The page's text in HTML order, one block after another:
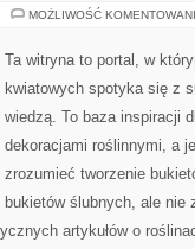
MOŻLIWOŚĆ
Ta witryna to portal, w
kwiatowych spotyka się z
wiedzą. To baza inspiracji
dekoracjami roślinnymi, a
zrozumieć tworzenie
bukietów ślubnych, ale nie
artykułów o